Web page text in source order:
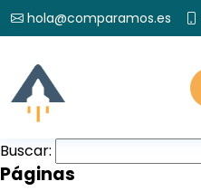
hola@comparamos.es
Buscar:
Páginas